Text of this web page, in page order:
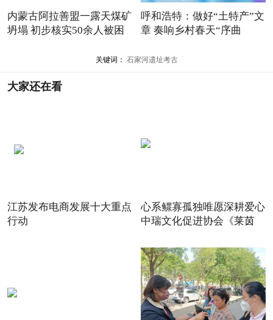
内蒙古阿拉善盟一露天煤矿
坍塌 初步核实50余人被困
呼和浩特：做好“土特产”文
章 奏响乡村春天“序曲
关键词： 石家河遗址考古
大家还在看
江苏发布电商发展十大重点
行动
心系鳏寡孤独唯愿深耕爱心
中瑞文化促进协会《莱茵